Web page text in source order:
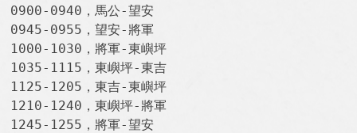
0900-0940，馬公-望安
0945-0955，望安-將軍
1000-1030，將軍-東嶼坪
1035-1115，東嶼坪-東吉
1125-1205，東吉-東嶼坪
1210-1240，東嶼坪-將軍
1245-1255，將軍-望安